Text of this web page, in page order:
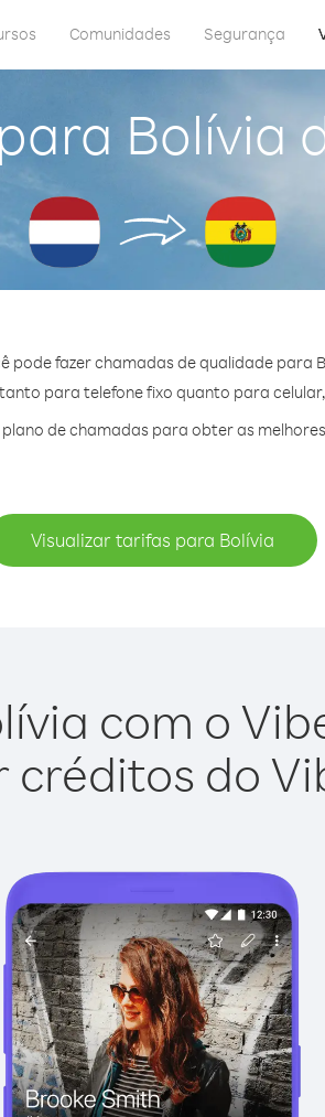
Comunidades Segurança
Bolívia
pode fazer chamadas de qualidade para
para telefone fixo quanto para
de chamadas para obter as
Visualizar tarifas para Bolívia
com o
créditos do